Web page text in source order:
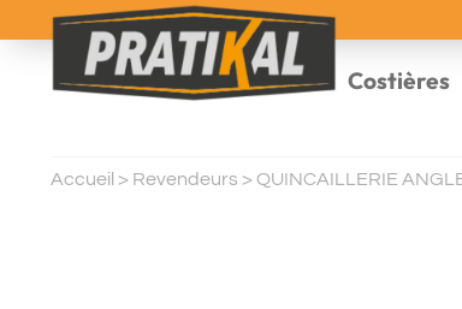
Costières
Accueil > Revendeurs > QUINCAILLERIE